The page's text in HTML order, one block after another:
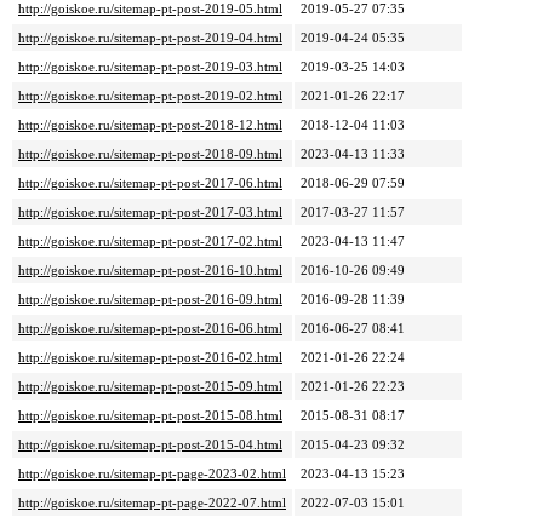
http://goiskoe.ru/sitemap-pt-post-2019-05.html
2019-05-27 07:35
http://goiskoe.ru/sitemap-pt-post-2019-04.html
2019-04-24 05:35
http://goiskoe.ru/sitemap-pt-post-2019-03.html
2019-03-25 14:03
http://goiskoe.ru/sitemap-pt-post-2019-02.html
2021-01-26 22:17
http://goiskoe.ru/sitemap-pt-post-2018-12.html
2018-12-04 11:03
http://goiskoe.ru/sitemap-pt-post-2018-09.html
2023-04-13 11:33
http://goiskoe.ru/sitemap-pt-post-2017-06.html
2018-06-29 07:59
http://goiskoe.ru/sitemap-pt-post-2017-03.html
2017-03-27 11:57
http://goiskoe.ru/sitemap-pt-post-2017-02.html
2023-04-13 11:47
http://goiskoe.ru/sitemap-pt-post-2016-10.html
2016-10-26 09:49
http://goiskoe.ru/sitemap-pt-post-2016-09.html
2016-09-28 11:39
http://goiskoe.ru/sitemap-pt-post-2016-06.html
2016-06-27 08:41
http://goiskoe.ru/sitemap-pt-post-2016-02.html
2021-01-26 22:24
http://goiskoe.ru/sitemap-pt-post-2015-09.html
2021-01-26 22:23
http://goiskoe.ru/sitemap-pt-post-2015-08.html
2015-08-31 08:17
http://goiskoe.ru/sitemap-pt-post-2015-04.html
2015-04-23 09:32
http://goiskoe.ru/sitemap-pt-page-2023-02.html
2023-04-13 15:23
http://goiskoe.ru/sitemap-pt-page-2022-07.html
2022-07-03 15:01